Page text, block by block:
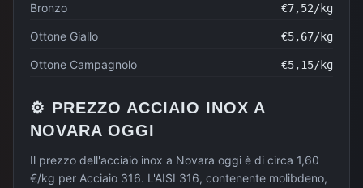
Bronzo €7,52/kg
Ottone Giallo €5,67/kg
Ottone Campagnolo €5,15/kg
⚙️ PREZZO ACCIAIO INOX A
NOVARA OGGI
Il prezzo dell'acciaio inox a Novara oggi è di circa 1,60
€/kg per Acciaio 316. L'AISI 316, contenente molibdeno,